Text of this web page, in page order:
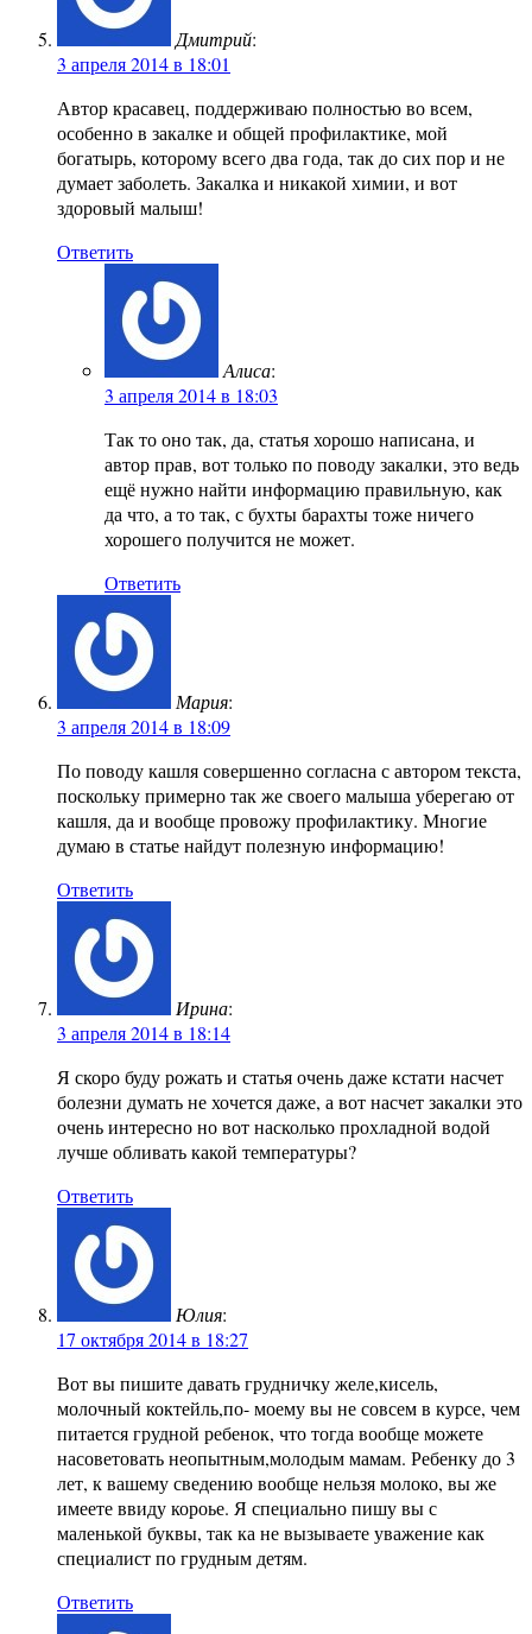
Дмитрий:
3 апреля 2014 в 18:01
Автор красавец, поддерживаю полностью во всем,
особенно в закалке и общей профилактике, мой
богатырь, которому всего два года, так до сих пор и не
думает заболеть. Закалка и никакой химии, и вот
здоровый малыш!
Ответить
Алиса:
3 апреля 2014 в 18:03
Так то оно так, да, статья хорошо написана, и
автор прав, вот только по поводу закалки, это ведь
ещё нужно найти информацию правильную, как
да что, а то так, с бухты барахты тоже ничего
хорошего получится не может.
Ответить
Мария:
3 апреля 2014 в 18:09
По поводу кашля совершенно согласна с автором текста,
поскольку примерно так же своего малыша уберегаю от
кашля, да и вообще провожу профилактику. Многие
думаю в статье найдут полезную информацию!
Ответить
Ирина:
3 апреля 2014 в 18:14
Я скоро буду рожать и статья очень даже кстати насчет
болезни думать не хочется даже, а вот насчет закалки это
очень интересно но вот насколько прохладной водой
лучше обливать какой температуры?
Ответить
Юлия:
17 октября 2014 в 18:27
Вот вы пишите давать грудничку желе,кисель,
молочный коктейль,по- моему вы не совсем в курсе, чем
питается грудной ребенок, что тогда вообще можете
насоветовать неопытным,молодым мамам. Ребенку до 3
лет, к вашему сведению вообще нельзя молоко, вы же
имеете ввиду короье. Я специально пишу вы с
маленькой буквы, так ка не вызываете уважение как
специалист по грудным детям.
Ответить